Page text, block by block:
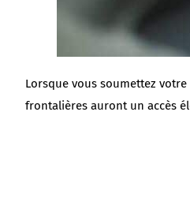
Lorsque vous soumettez
frontalières auront un accès